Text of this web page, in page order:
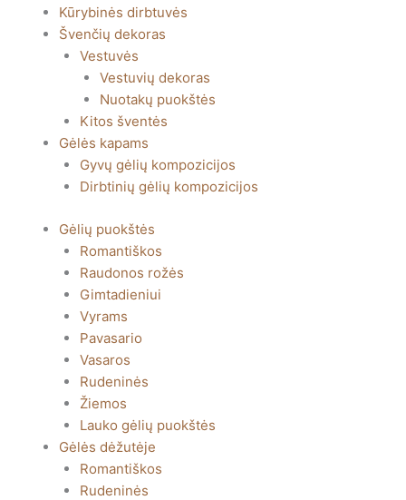
Kūrybinės dirbtuvės
Švenčių dekoras
Vestuvės
Vestuvių dekoras
Nuotakų puokštės
Kitos šventės
Gėlės kapams
Gyvų gėlių kompozicijos
Dirbtinių gėlių kompozicijos
Gėlių puokštės
Romantiškos
Raudonos rožės
Gimtadieniui
Vyrams
Pavasario
Vasaros
Rudeninės
Žiemos
Lauko gėlių puokštės
Gėlės dėžutėje
Romantiškos
Rudeninės